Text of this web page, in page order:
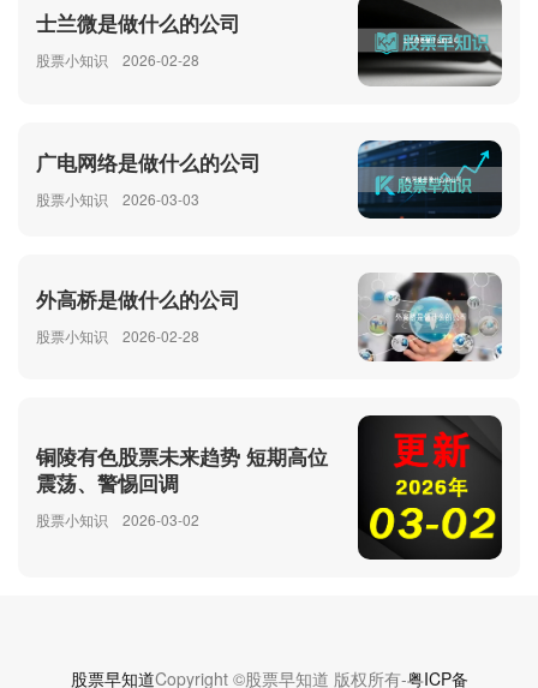
士兰微是做什么的公司
股票小知识 2026-02-28
广电网络是做什么的公司
股票小知识 2026-03-03
外高桥是做什么的公司
股票小知识 2026-02-28
铜陵有色股票未来趋势 短期高位
震荡、警惕回调
股票小知识 2026-03-02
股票早知道Copyright ©股票早知道 版权所有-粤ICP备